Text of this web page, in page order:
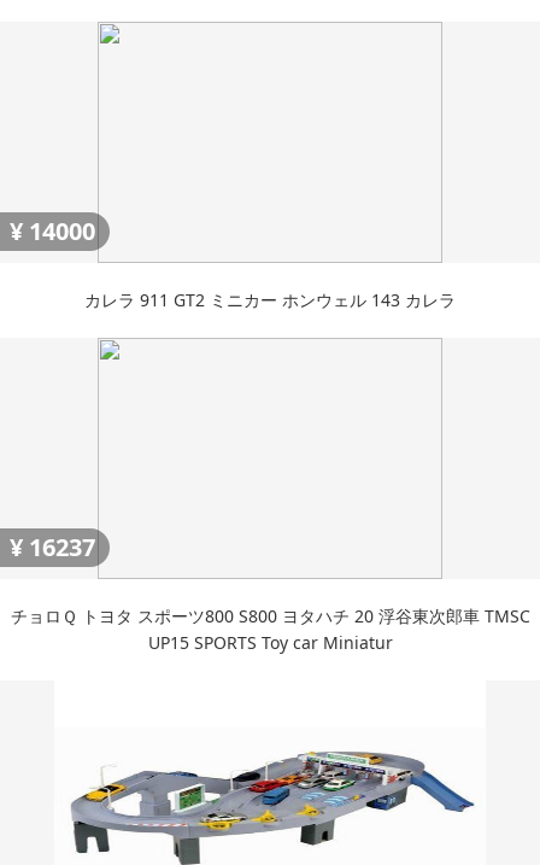
¥ 14000
カレラ 911 GT2 ミニカー ホンウェル 143 カレラ
¥ 16237
チョロＱ トヨタ スポーツ800 S800 ヨタハチ 20 浮谷東次郎車 TMSC
UP15 SPORTS Toy car Miniatur